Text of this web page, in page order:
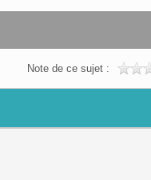
Note de ce sujet :